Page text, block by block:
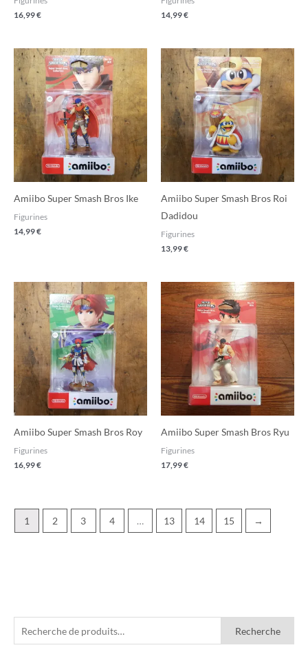
e
Recherche
rr
16,99€ 14,99€
Amiibo Super Smash Bros Ike
Figurines
14,99€
Amiibo Super Smash Bros Roi
Dadidou
Figurines
13,99€
Amiibo Super Smash Bros Roy
Figurines
16,99€
Amiibo Super Smash Bros Ryu
Figurines
17,99€
1 2 3 4 … 13 14 15 →